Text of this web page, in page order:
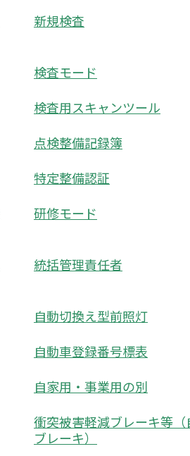
新規検査
検査モード
検査用スキャンツール
点検整備記録簿
特定整備認証
研修モード
統括管理責任者
自動切換え型前照灯
自動車登録番号標表
自家用・事業用の別
衝突被害軽減ブレーキ等（
ブレーキ）